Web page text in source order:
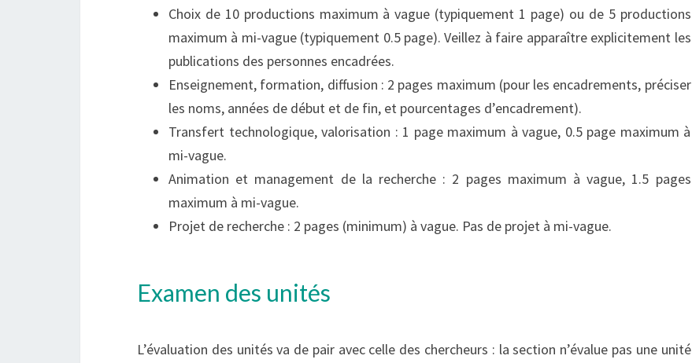
Choix de 10 productions maximum à vague (typiquement 1 page) ou de 5 productions
maximum à mi-vague (typiquement 0.5 page). Veillez à faire apparaître explicitement les
publications des personnes encadrées.
Enseignement, formation, diffusion : 2 pages maximum (pour les encadrements, préciser
les noms, années de début et de fin, et pourcentages d’encadrement).
Transfert technologique, valorisation : 1 page maximum à vague, 0.5 page maximum à
mi-vague.
Animation et management de la recherche : 2 pages maximum à vague, 1.5 pages
maximum à mi-vague.
Projet de recherche : 2 pages (minimum) à vague. Pas de projet à mi-vague.
Examen des unités
L’évaluation des unités va de pair avec celle des chercheurs : la section n’évalue pas une unité